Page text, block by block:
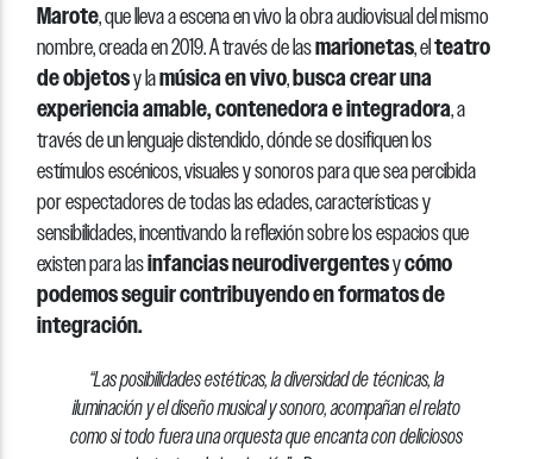
Marote, que lleva a escena en vivo la obra audiovisual del mismo
nombre, creada en 2019. A través de lasmarionetas, el teatro
de objetosy lamúsica en vivo,busca crearuna
experiencia amable, contenedora e integradora, a
través de un lenguaje distendido, dónde se dosifiquen los
estímulos escénicos, visuales y sonoros para que sea percibida
por espectadores de todas las edades, características y
sensibilidades, incentivando la reflexión sobre los espacios que
existen para lasinfancias neurodivergentesycómo
podemos seguir contribuyendo en formatos de
integración.
“Las posibilidades estéticas, la diversidad de técnicas, la
iluminación y el diseño musical y sonoro, acompañan el relato
como si todo fuera una orquesta que encanta con deliciosos